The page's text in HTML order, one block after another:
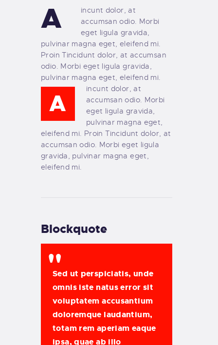
A
incunt dolor, at
accumsan odio. Morbi
eget ligula gravida,
pulvinar magna eget, eleifend mi.
Proin Tincidunt dolor, at accumsan
odio. Morbi eget ligula gravida,
pulvinar magna eget, eleifend mi.
A
incunt dolor, at
accumsan odio. Morbi
eget ligula gravida,
pulvinar magna eget,
eleifend mi. Proin Tincidunt dolor, at
accumsan odio. Morbi eget ligula
gravida, pulvinar magna eget,
eleifend mi.
Blockquote
Sed ut perspiciatis, unde
omnis iste natus error sit
voluptatem accusantium
doloremque laudantium,
totam rem aperiam eaque
ipsa, quae ab illo